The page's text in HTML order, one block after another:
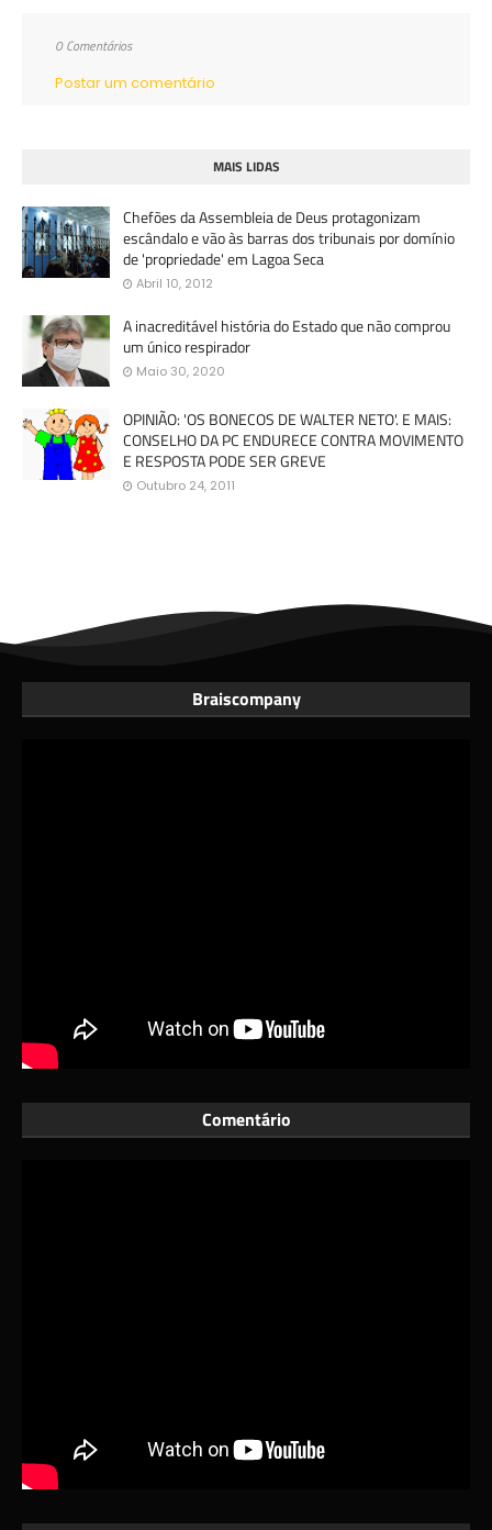
0 Comentários
Postar um comentário
MAIS LIDAS
Chefões da Assembleia de Deus protagonizam
escândalo e vão às barras dos tribunais por domínio
de 'propriedade' em Lagoa Seca
Abril 10, 2012
A inacreditável história do Estado que não comprou
um único respirador
Maio 30, 2020
OPINIÃO: 'OS BONECOS DE WALTER NETO'. E MAIS:
CONSELHO DA PC ENDURECE CONTRA MOVIMENTO
E RESPOSTA PODE SER GREVE
Outubro 24, 2011
Braiscompany
Comentário